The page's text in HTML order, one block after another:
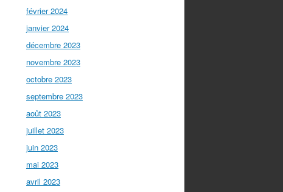
février 2024
janvier 2024
décembre 2023
novembre 2023
octobre 2023
septembre 2023
août 2023
juillet 2023
juin 2023
mai 2023
avril 2023